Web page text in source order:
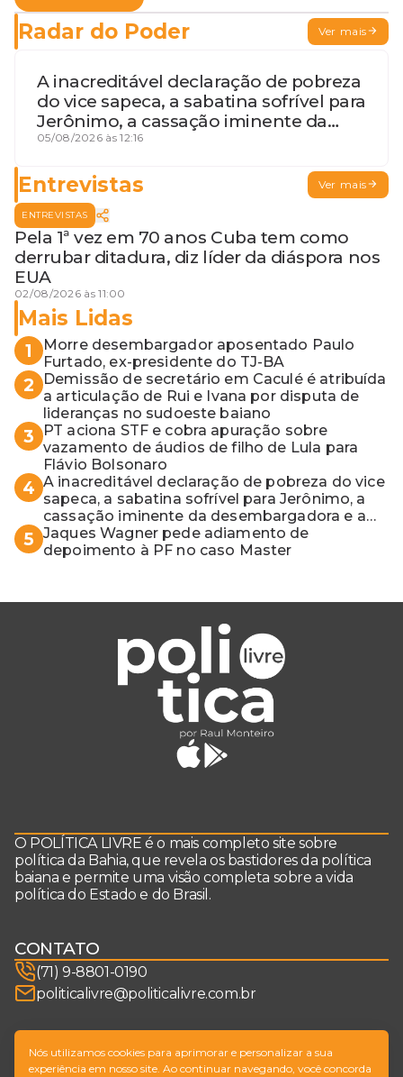
Radar do Poder Ver mais
A inacreditável declaração de pobreza
do vice sapeca, a sabatina sofrível para
Jerônimo, a cassação iminente da
desembargadora e a vaga do Quinto
05/08/2026 às 12:16
Entrevistas Ver mais
ENTREVISTAS
Pela 1ª vez em 70 anos Cuba tem como
derrubar ditadura, diz líder da diáspora nos
EUA
02/08/2026 às 11:00
Mais Lidas
1
Morre desembargador aposentado Paulo
Furtado, ex-presidente do TJ-BA
2
Demissão de secretário em Caculé é atribuída
a articulação de Rui e Ivana por disputa de
lideranças no sudoeste baiano
3
PT aciona STF e cobra apuração sobre
vazamento de áudios de filho de Lula para
Flávio Bolsonaro
4 A inacreditável declaração de pobreza do vice
sapeca, a sabatina sofrível para Jerônimo, a
cassação iminente da desembargadora e a
vaga do Quinto para o MP baiano
5 Jaques Wagner pede adiamento de
depoimento à PF no caso Master
O POLÍTICA LIVRE é o mais completo site sobre
política da Bahia, que revela os bastidores da política
baiana e permite uma visão completa sobre a vida
política do Estado e do Brasil.
CONTATO
(71) 9-8801-0190
politicalivre@politicalivre.com.br
SIGA-NOS
Nós utilizamos cookies para aprimorar e personalizar a sua
experiência em nosso site. Ao continuar navegando, você concorda